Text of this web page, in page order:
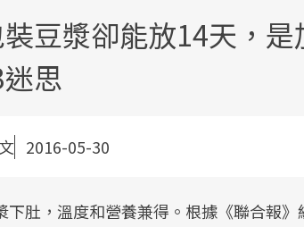
豆漿卻能放14天，是
思
2016-05-30
肚，溫度和營養兼得。根據《聯合報》
邁向「健康照護」的新時代。
健康新生活」，從講座、體驗
發，透過醫學觀點與日常感受